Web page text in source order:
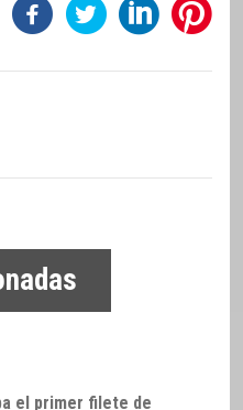
el primer filete de